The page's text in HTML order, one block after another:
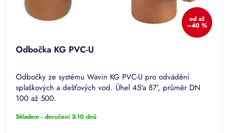
od až
–40 %
Odbočka KG PVC-U
Odbočky ze systému Wavin KG PVC-U pro odvádění
splaškových a dešťových vod. Úhel 45°a 87°, průměr DN
100 až 500.
Skladem - doručení 3-10 dnů